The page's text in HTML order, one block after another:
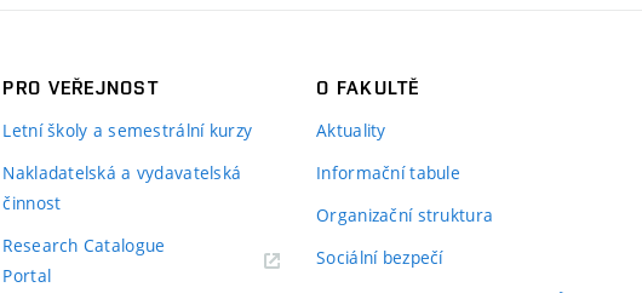
PRO VEŘEJNOST
Letní školy a semestrální kurzy
Nakladatelská a vydavatelská
činnost
Research Catalogue
Portal
O FAKULTĚ
Aktuality
Informační tabule
Organizační struktura
Sociální bezpečí